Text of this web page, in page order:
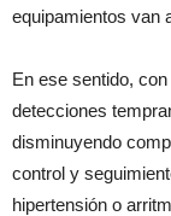
equipamientos van
En ese sentido,
detecciones
disminuyendo
control y
hipertensión o